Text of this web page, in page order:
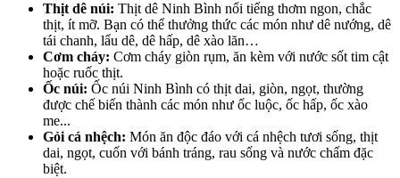
Thịt dê núi: Thịt dê Ninh Bình nổi tiếng thơm ngon, chắc
thịt, ít mỡ. Bạn có thể thưởng thức các món như dê nướng, dê
tái chanh, lẩu dê, dê hấp, dê xào lăn…
Cơm cháy: Cơm cháy giòn rụm, ăn kèm với nước sốt tim cật
hoặc ruốc thịt.
Ốc núi: Ốc núi Ninh Bình có thịt dai, giòn, ngọt, thường
được chế biến thành các món như ốc luộc, ốc hấp, ốc xào
me...
Gỏi cá nhệch: Món ăn độc đáo với cá nhệch tươi sống, thịt
dai, ngọt, cuốn với bánh tráng, rau sống và nước chấm đặc
biệt.